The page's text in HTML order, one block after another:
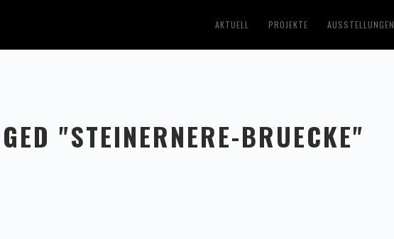
AKTUELL PROJEKTE AUSSTELLUNGEN
"STEINERNERE-BRUECKE"